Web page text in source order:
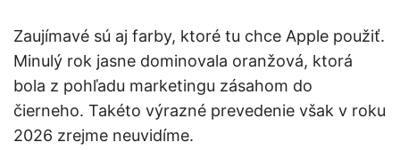
Zaujímavé sú aj farby, ktoré tu chce Apple použiť.
Minulý rok jasne dominovala oranžová, ktorá
bola z pohľadu marketingu zásahom do
čierneho. Takéto výrazné prevedenie však v roku
2026 zrejme neuvidíme.